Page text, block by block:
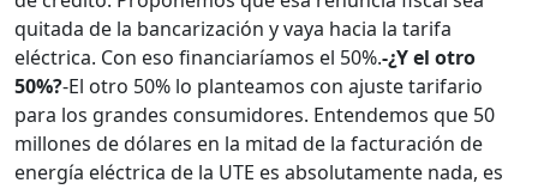
quitada de la bancarización y vaya hacia la tarifa
eléctrica. Con eso financiaríamos el 50%.-¿Y el otro
50%?-El otro 50% lo planteamos con ajuste tarifario
para los grandes consumidores. Entendemos que 50
millones de dólares en la mitad de la facturación de
energía eléctrica de la UTE es absolutamente nada, es